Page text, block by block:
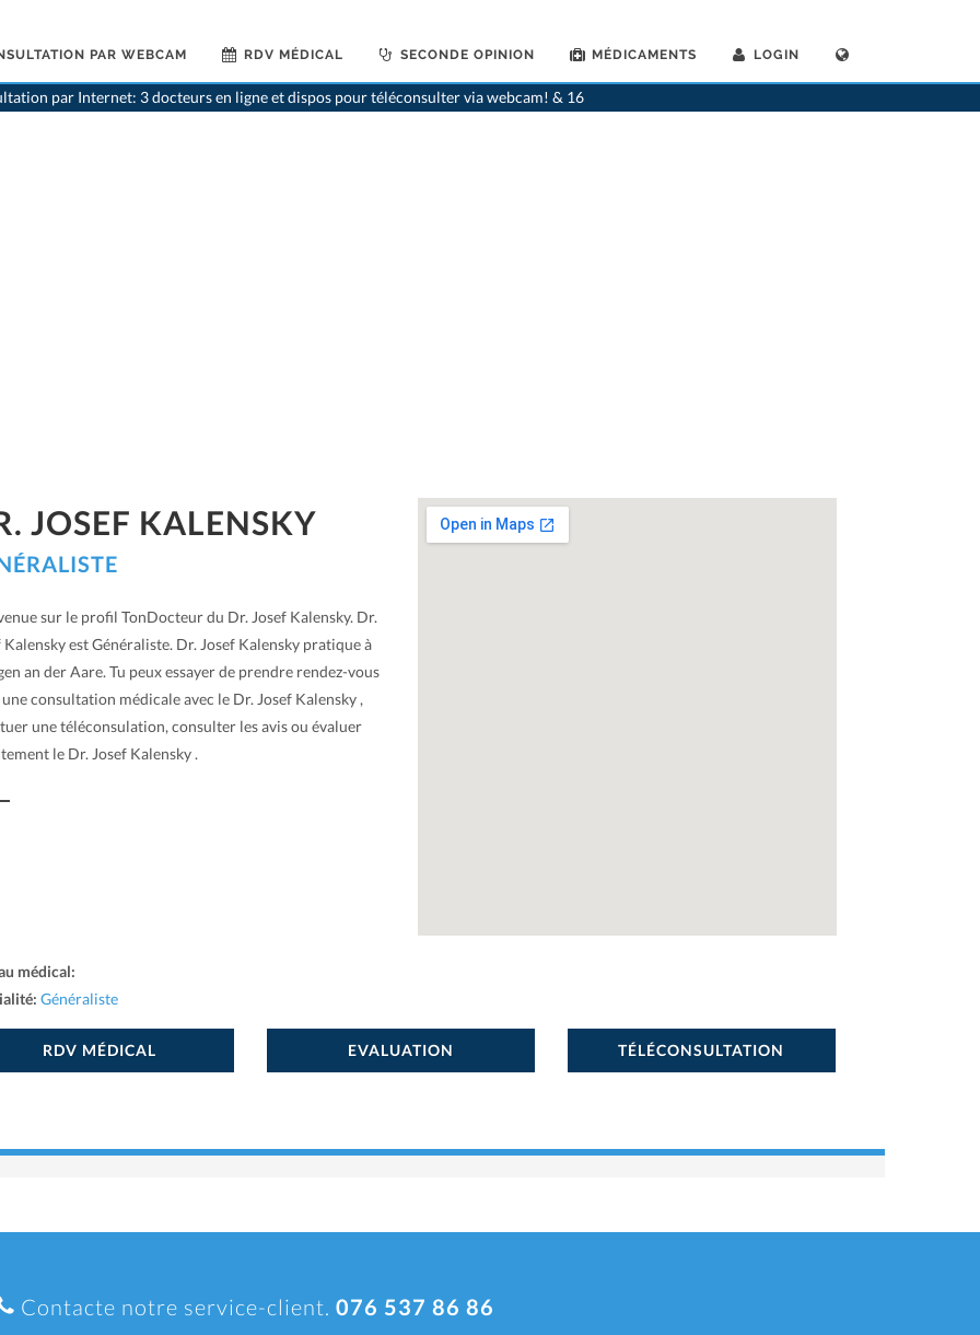
PAR WEBCAM RDV MÉDICAL SECONDE OPINION MÉDICAMENTS LOGIN
par Internet: 3 docteurs en ligne et dispos pour téléconsulter via webcam! & 16
>Généralistes>Wangen an der Aare>Dr. Josef Kalensky
JOSEF KALENSKY
sur le profil TonDocteur du Dr. Josef Kalensky. Dr.
Kalensky est Généraliste. Dr. Josef Kalensky pratique à
an der Aare. Tu peux essayer de prendre rendez-vous
consultation médicale avec le Dr. Josef Kalensky ,
une téléconsulation, consulter les avis ou évaluer
le Dr. Josef Kalensky .
médical:
Généraliste
RDV MÉDICAL EVALUATION TÉLÉCONSULTATION
Contacte notre service-client. 076 537 86 86